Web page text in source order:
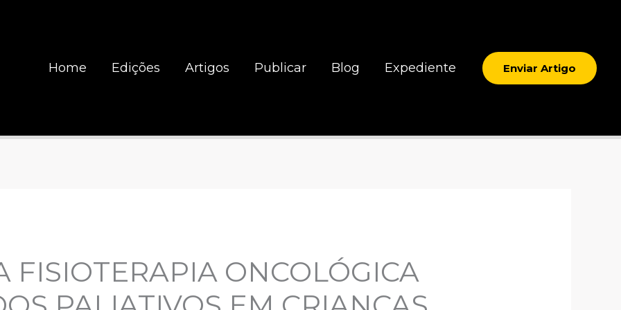
Home Edições Artigos Publicar Blog Expediente Enviar Artigo
FISIOTERAPIA ONCOLÓGICA